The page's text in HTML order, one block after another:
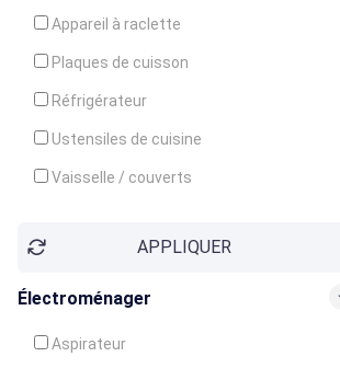
Appareil à raclette
Plaques de cuisson
Réfrigérateur
Ustensiles de cuisine
Vaisselle / couverts
Congélateur
APPLIQUER
Électroménager
Aspirateur